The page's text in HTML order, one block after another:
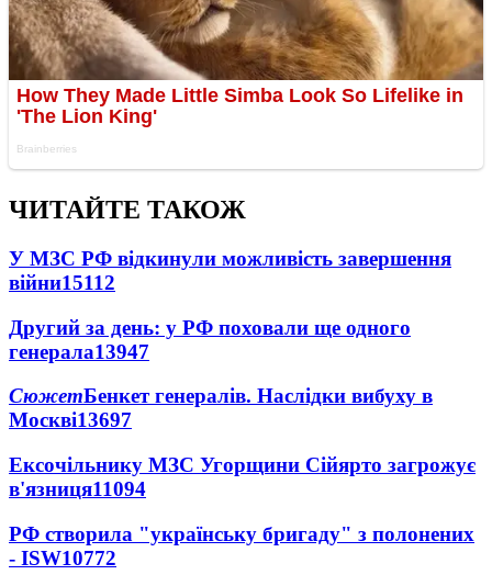
ЧИТАЙТЕ ТАКОЖ
У МЗС РФ відкинули можливість завершення
війни15112
Другий за день: у РФ поховали ще одного
генерала13947
СюжетБенкет генералів. Наслідки вибуху в
Москві13697
Ексочільнику МЗС Угорщини Сійярто загрожує
в'язниця11094
РФ створила "українську бригаду" з полонених
- ISW10772